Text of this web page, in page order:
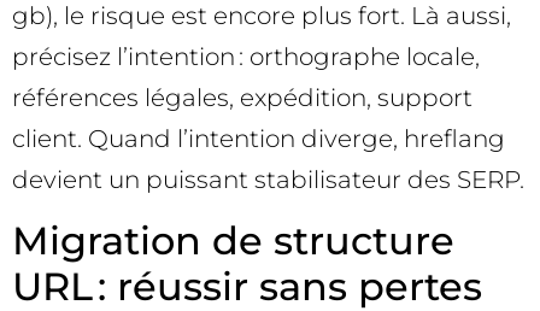
gb), le risque est encore plus fort. Là aussi,
précisez l’intention : orthographe locale,
références légales, expédition, support
client. Quand l’intention diverge, hreflang
devient un puissant stabilisateur des SERP.
Migration de structure
URL : réussir sans pertes